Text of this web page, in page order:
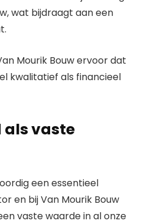
wat bijdraagt aan een
Mourik Bouw ervoor dat
kwalitatief als financieel
als vaste
een essentieel
en bij Van Mourik Bouw
vaste waarde in al onze